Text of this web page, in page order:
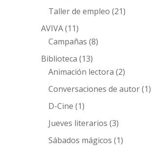
Taller de empleo (21)
AVIVA(11)
Campañas (8)
Biblioteca (13)
Animación lectora (2)
Conversaciones de autor(1)
D-Cine (1)
Jueves literarios (3)
Sábados mágicos (1)